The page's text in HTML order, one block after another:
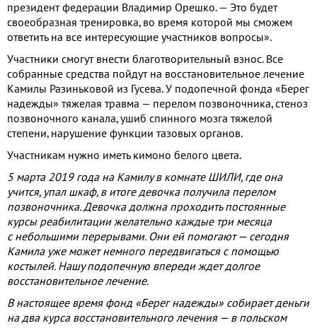
президент федерации Владимир Орешко. — Это будет
своеобразная тренировка, во время которой мы сможем
ответить на все интересующие участников вопросы».
Участники смогут внести благотворительный взнос. Все
собранные средства пойдут на восстановительное лечение
Камилы Разиньковой из Гусева. У подопечной фонда «Берег
надежды» тяжелая травма — перелом позвоночника, стеноз
позвоночного канала, ушиб спинного мозга тяжелой
степени, нарушение функции тазовых органов.
Участникам нужно иметь кимоно белого цвета.
5 марта 2019 года на Камилу в комнате ШИЛИ, где она
учится, упал шкаф, в итоге девочка получила перелом
позвоночника. Девочка должна проходить постоянные
курсы реабилитации желательно каждые три месяца
с небольшими перерывами. Они ей помогают — сегодня
Камила уже может немного передвигаться с помощью
костылей. Нашу подопечную впереди ждет долгое
восстановительное лечение.
В настоящее время фонд «Берег надежды» собирает деньги
на два курса восстановительного лечения — в польском